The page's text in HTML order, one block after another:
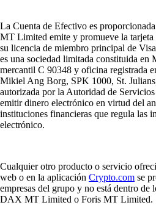
La Cuenta de Efectivo es
MT Limited emite y promueve la tarjeta
su licencia de miembro principal de
es una sociedad limitada constituida en
mercantil C 90348 y oficina registrada
Mikiel Ang Borg, SPK 1000, St.
autorizada por la Autoridad de
emitir dinero electrónico en virtud del
instituciones financieras que regula las
electrónico.
Cualquier otro producto o servicio
web o en la aplicación Crypto.com se
empresas del grupo y no está dentro de
DAX MT Limited o Foris MT Limited.